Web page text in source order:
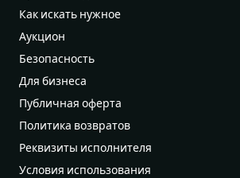
Как искать нужное
Аукцион
Безопасность
Для бизнеса
Публичная оферта
Политика возвратов
Реквизиты исполнителя
Условия использования